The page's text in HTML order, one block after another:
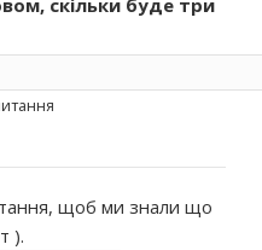
скільки буде три
щоб ми знали що
).